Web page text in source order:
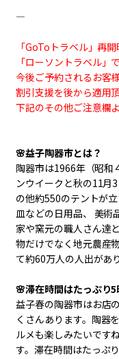
―――――――――――――――――――――――――
「GoToトラベル」再
「ローソントラベル
今後ご予約されるお客
割引支援を後から適用
下記のその他ご注意欄
🌸益子陶器市とは？
陶器市は1966年（昭和
ンウイークと秋の11月
の他約550のテントが
皿などの日用品、 美術
家や窯元の職人さん達
物だけでなく地元農産
て約60万人の人出があ
🌸滞在時間はたっぷり5
益子春の陶器市はお店
くさんあります。陶器
ルメも楽しみたいです
す。滞在時間はたっぷ